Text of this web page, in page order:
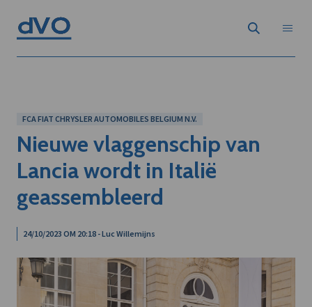
FCA FIAT CHRYSLER AUTOMOBILES BELGIUM N.V.
Nieuwe vlaggenschip van
Lancia wordt in Italië
geassembleerd
24/10/2023 OM 20:18 - Luc Willemijns